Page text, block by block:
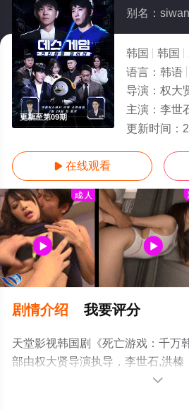
更新至第09期
韩国 韩国
语言： 韩语
导演： 权大
主演： 李世石,洪榛
更新时间：
 在线观看
剧情介绍 我要评分
天堂影视韩国剧《死亡游戏：千万
部由权大贤导演执导，李世石,洪榛
浩,7High,Yurisa,Pengsoo,权圣晙,朴
